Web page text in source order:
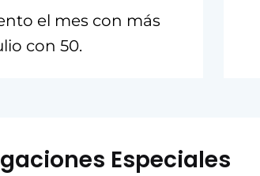
el mes con más
con 50.
Especiales